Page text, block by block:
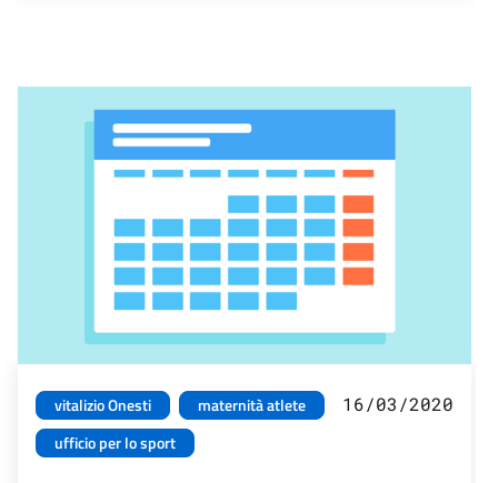
vitalizio Onesti
maternità atlete
ufficio per lo sport
16/03/2020